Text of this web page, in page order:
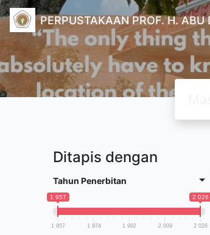
PERPUSTAKAAN PROF. H. ABU
Ditapis dengan
Tahun Penerbitan
1 957 2 026
1 957 1 974 1 992 2 009 2 026